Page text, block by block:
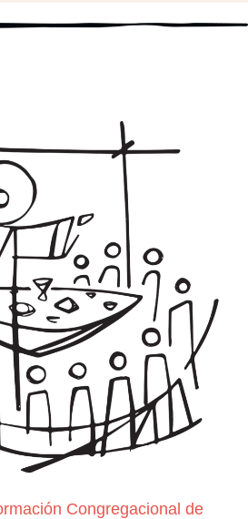
Congregacional de